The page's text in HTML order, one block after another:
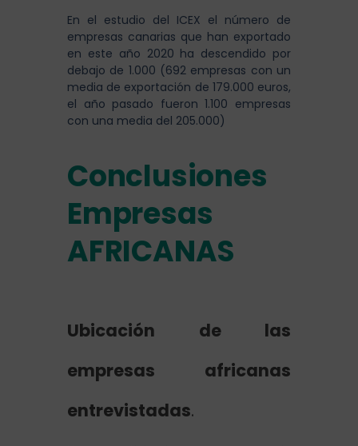
En el estudio del ICEX el número de
empresas canarias que han exportado
en este año 2020 ha descendido por
debajo de 1.000 (692 empresas con un
media de exportación de 179.000 euros,
el año pasado fueron 1.100 empresas
con una media del 205.000)
Conclusiones
Empresas
AFRICANAS
Ubicación de las
empresas africanas
entrevistadas.